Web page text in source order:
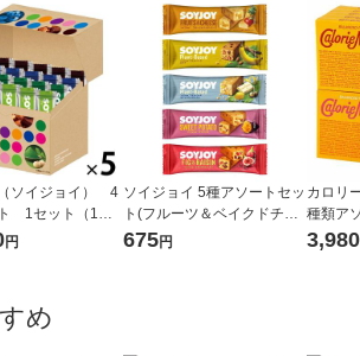
ソイジョイ） 4
1セット（1箱
×5） 大塚製薬
円
ソイジョイ 5種アソートセッ
ト(フルーツ＆ベイクドチー
ズ・バナナ・ホワイトチョ
675円
カロリ
種類ア
ョコ・
3,980
め